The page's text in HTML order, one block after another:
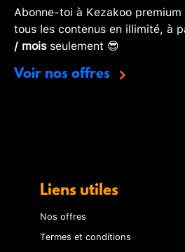
Abonne-toi à Kezakoo
tous les contenus en illimité, à
/ moisseulement 😎
Voir nos offres
Liens utiles
Nos offres
Termes et conditions